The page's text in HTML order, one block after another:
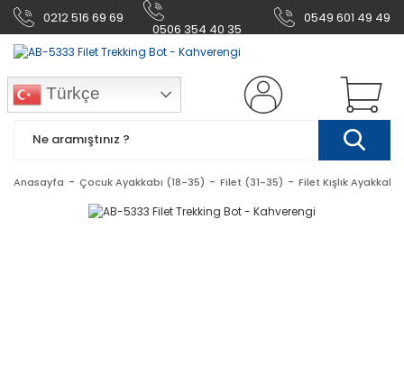
0212 516 69 69
0506 354 40 35
0549 601 49 49
Türkçe
Anasayfa Çocuk Ayakkabı (18-35) Filet (31-35) Filet Kışlık Ayakkabı